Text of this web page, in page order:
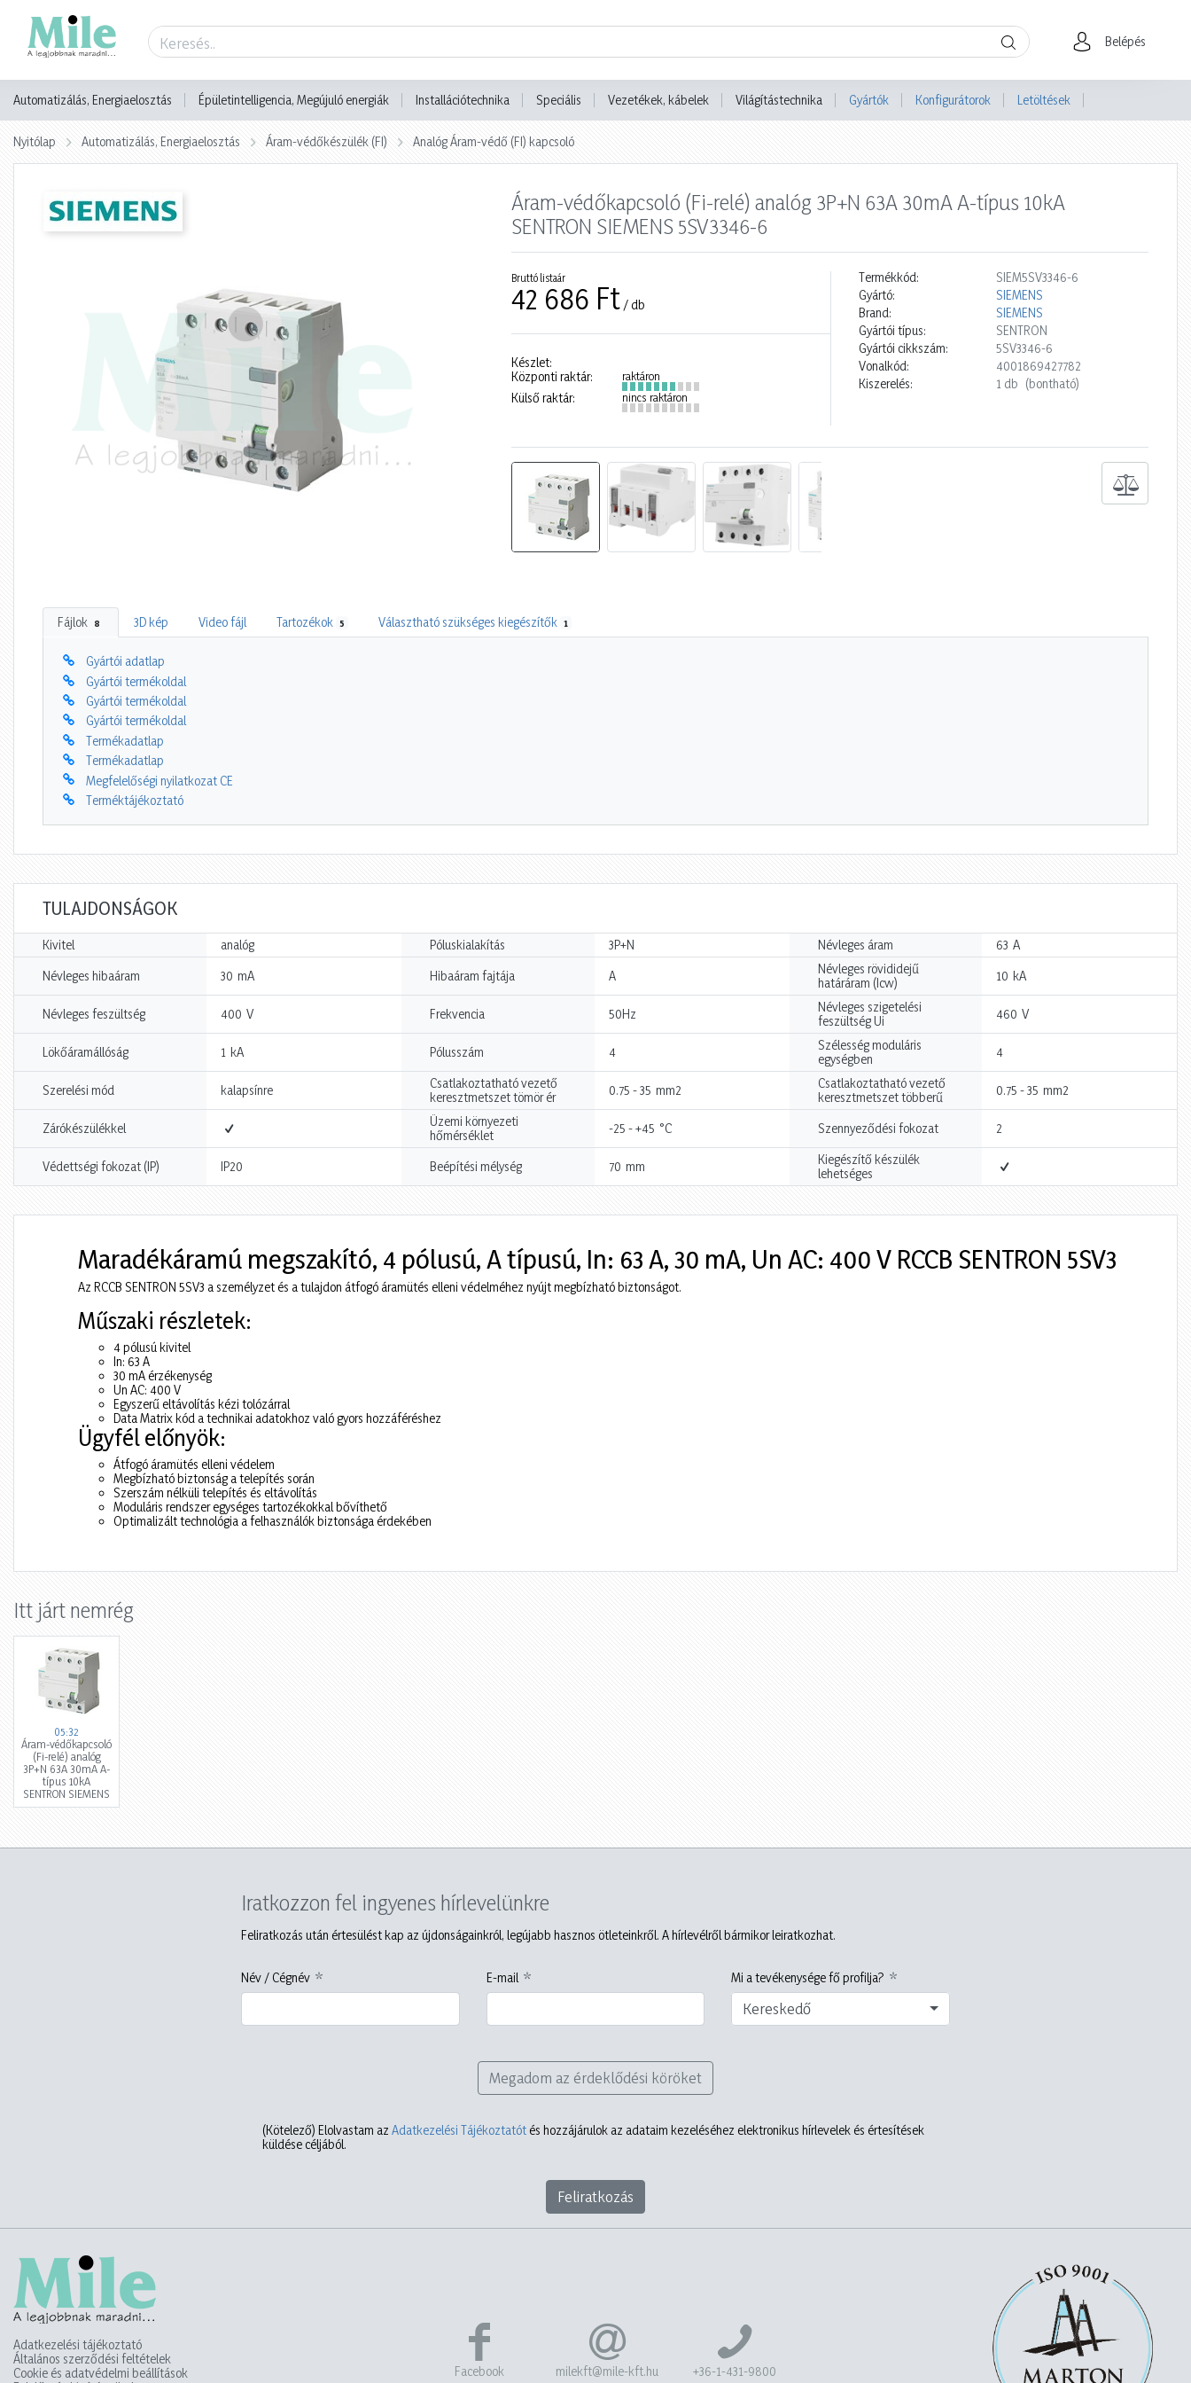
Belépés
Automatizálás, Energiaelosztás Épületintelligencia, Megújuló energiák Installációtechnika Speciális Vezetékek, kábelek Világítástechnika Gyártók Konfigurátorok Letöltések
Nyitólap Automatizálás, Energiaelosztás Áram-védőkészülék (FI) Analóg Áram-védő (FI) kapcsoló
Áram-védőkapcsoló (Fi-relé) analóg 3P+N 63A 30mA A-típus 10kA
SENTRON SIEMENS 5SV3346-6
Bruttó listaár
42 686 Ft / db
Készlet:
Központi raktár:
raktáron
Külső raktár: nincs raktáron
Termékkód:
SIEM5SV3346-6
Gyártó:
SIEMENS
Brand:
SIEMENS
Gyártói típus:
SENTRON
Gyártói cikkszám:
5SV3346-6
Vonalkód:
4001869427782
Kiszerelés:
1 db (bontható)
Fájlok 8 3D kép Video fájl Tartozékok 5 Választható szükséges kiegészítők 1
Gyártói adatlap
Gyártói termékoldal
Gyártói termékoldal
Gyártói termékoldal
Termékadatlap
Termékadatlap
Megfelelőségi nyilatkozat CE
Terméktájékoztató
TULAJDONSÁGOK
Kivitel analóg Póluskialakítás 3P+N Névleges áram 63 A
Névleges hibaáram 30 mA Hibaáram fajtája A
Névleges rövididejű
határáram (Icw)
10 kA
Névleges feszültség 400 V Frekvencia 50Hz
Névleges szigetelési
feszültség Ui
460 V
Lökőáramállóság 1 kA Pólusszám 4
Szélesség moduláris
egységben
4
Szerelési mód kalapsínre
Csatlakoztatható vezető
keresztmetszet tömör ér
0.75 - 35 mm2
Csatlakoztatható vezető
keresztmetszet többerű
0.75 - 35 mm2
Zárókészülékkel
Üzemi környezeti
hőmérséklet
-25 - +45 °C Szennyeződési fokozat 2
Védettségi fokozat (IP) IP20 Beépítési mélység 70 mm
Kiegészítő készülék
lehetséges
Maradékáramú megszakító, 4 pólusú, A típusú, In: 63 A, 30 mA, Un AC: 400 V RCCB SENTRON 5SV3
Az RCCB SENTRON 5SV3 a személyzet és a tulajdon átfogó áramütés elleni védelméhez nyújt megbízható biztonságot.
Műszaki részletek:
4 pólusú kivitel
In: 63 A
30 mA érzékenység
Un AC: 400 V
Egyszerű eltávolítás kézi tolózárral
Data Matrix kód a technikai adatokhoz való gyors hozzáféréshez
Ügyfél előnyök:
Átfogó áramütés elleni védelem
Megbízható biztonság a telepítés során
Szerszám nélküli telepítés és eltávolítás
Moduláris rendszer egységes tartozékokkal bővíthető
Optimalizált technológia a felhasználók biztonsága érdekében
Itt járt nemrég
05:32
Áram-védőkapcsoló
(Fi-relé) analóg
3P+N 63A 30mA A-
típus 10kA
SENTRON SIEMENS
Iratkozzon fel ingyenes hírlevelünkre
Feliratkozás után értesülést kap az újdonságainkról, legújabb hasznos ötleteinkről. A hírlevélről bármikor leiratkozhat.
Név / Cégnév E-mail Mi a tevékenysége fő profilja?
Kereskedő
Megadom az érdeklődési köröket
(Kötelező) Elolvastam az Adatkezelési Tájékoztatót és hozzájárulok az adataim kezeléséhez elektronikus hírlevelek és értesítések
küldése céljából.
Feliratkozás
Adatkezelési tájékoztató
Általános szerződési feltételek
Cookie és adatvédelmi beállítások
Facebook milekft@mile-kft.hu +36-1-431-9800
Termék adatlap